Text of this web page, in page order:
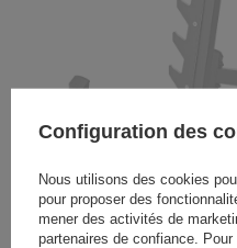
Configuration des
Nous utilisons des cookies
pour proposer des
mener des activités de
partenaires de confiance.